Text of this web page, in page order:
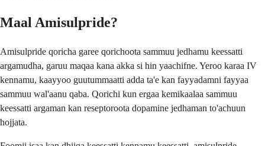
Maal Amisulpride?
Amisulpride qoricha garee qorichoota sammuu jedhamu keessatti
argamudha, garuu maqaa kana akka si hin yaachifne. Yeroo karaa IV
kennamu, kaayyoo guutummaatti adda ta'e kan fayyadamni fayyaa
sammuu wal'aanu qaba. Qorichi kun ergaa kemikaalaa sammuu
keessatti argaman kan reseptoroota dopamine jedhaman to'achuun
hojjata.